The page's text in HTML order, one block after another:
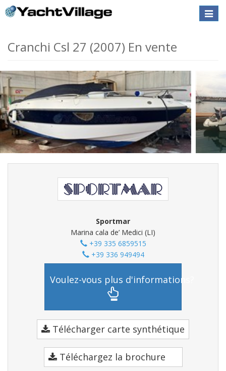
Toggle
Cranchi Csl 27 (2007) En vente
Sportmar
Marina cala de’ Medici (LI)
+39 335 6859515
+39 336 949494
Voulez-vous plus d'informations?
Télécharger carte synthétique
Téléchargez la brochure